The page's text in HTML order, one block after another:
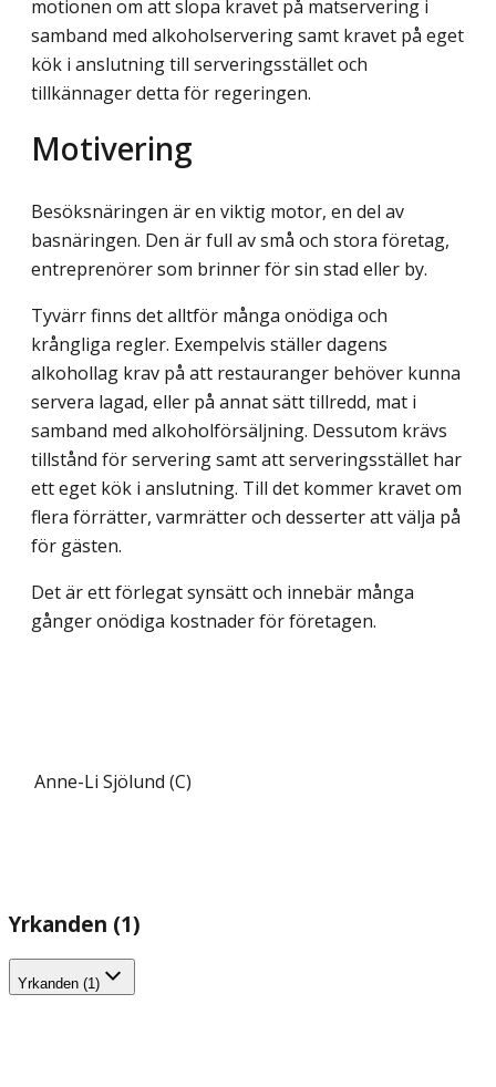
motionen om att slopa kravet på matservering i
samband med alkoholservering samt kravet på eget
kök i anslutning till serveringsstället och
tillkännager detta för regeringen.
Motivering
Besöksnäringen är en viktig motor, en del av
basnäringen. Den är full av små och stora företag,
entreprenörer som brinner för sin stad eller by.
Tyvärr finns det alltför många onödiga och
krångliga regler. Exempelvis ställer dagens
alkohollag krav på att restauranger behöver kunna
servera lagad, eller på annat sätt tillredd, mat i
samband med alkoholförsäljning. Dessutom krävs
tillstånd för servering samt att serveringsstället har
ett eget kök i anslutning. Till det kommer kravet om
flera förrätter, varmrätter och desserter att välja på
för gästen.
Det är ett förlegat synsätt och innebär många
gånger onödiga kostnader för företagen.
Anne-Li Sjölund (C)
Yrkanden (1)
Yrkanden (1)